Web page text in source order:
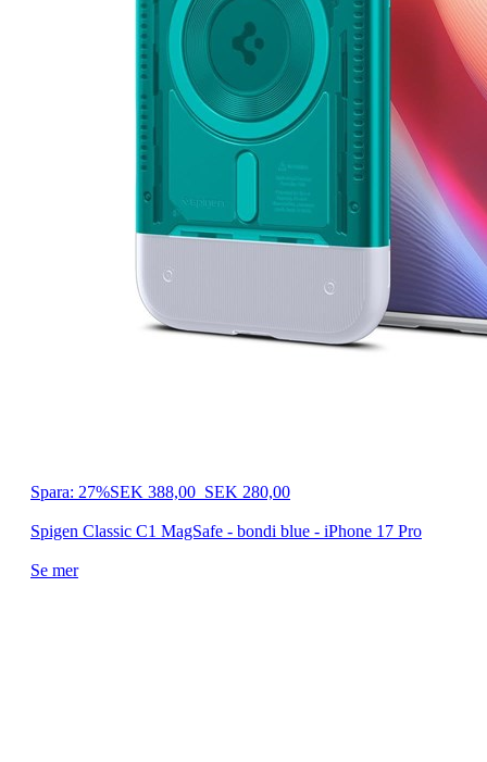
Spara: 27%SEK 388,00 SEK 280,00
Spigen Classic C1 MagSafe - bondi blue - iPhone 17 Pro
Se mer